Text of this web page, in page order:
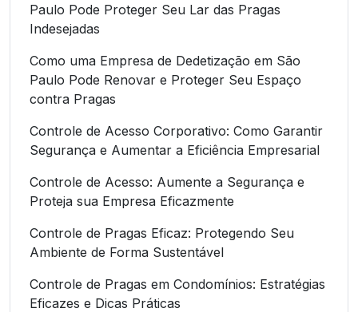
Paulo Pode Proteger Seu Lar das Pragas
Indesejadas
Como uma Empresa de Dedetização em São
Paulo Pode Renovar e Proteger Seu Espaço
contra Pragas
Controle de Acesso Corporativo: Como Garantir
Segurança e Aumentar a Eficiência Empresarial
Controle de Acesso: Aumente a Segurança e
Proteja sua Empresa Eficazmente
Controle de Pragas Eficaz: Protegendo Seu
Ambiente de Forma Sustentável
Controle de Pragas em Condomínios: Estratégias
Eficazes e Dicas Práticas